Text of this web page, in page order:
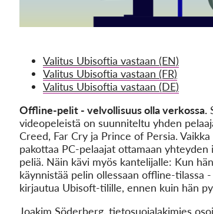
Valitus Ubisoftia vastaan (EN)
Valitus Ubisoftia vastaan (FR)
Valitus Ubisoftia vastaan (DE)
Offline-pelit - velvollisuus olla verkossa.
videopeleistä on suunniteltu yhden
Creed, Far Cry ja Prince of Persia.
pakottaa PC-pelaajat ottamaan
peliä. Näin kävi myös kantelijalle: Kun
käynnistää pelin ollessaan offline-tilassa
kirjautua Ubisoft-tilille, ennen kuin hän
Joakim Söderberg, tietosuojalakimies